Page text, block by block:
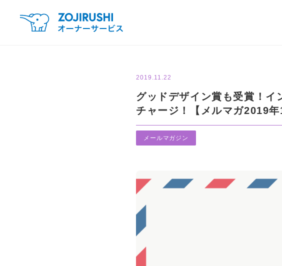
2019.11.22
グッドデザイン賞も受賞！イ
チャージ！【メルマガ2019年
メールマガジン